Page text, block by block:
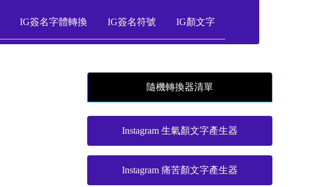
IG簽名字體轉換 IG簽名符號 IG顏文字
隨機轉換器清單
Instagram 生氣顏文字產生器
Instagram 痛苦顏文字產生器